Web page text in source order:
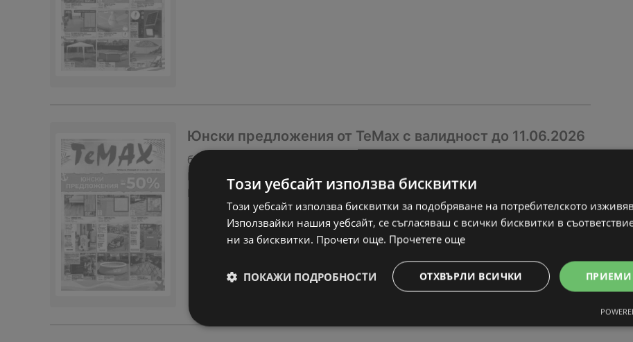
Юнски предложения от TeMax с валидност до 11.06.2026
брошура
Изтекла валидност на:
На разстояние: 27,05 km
Този уебсайт използва бисквитки
Този уебсайт използва бисквитки за подобряване на потребителското
Използвайки нашия уебсайт, се съгласяваш с всички бисквитки в
ни за бисквитки. Прочети още. Прочетете още
ОТХВЪРЛИ ВСИЧКИ
ПОКАЖИ ПОДРОБНОСТИ